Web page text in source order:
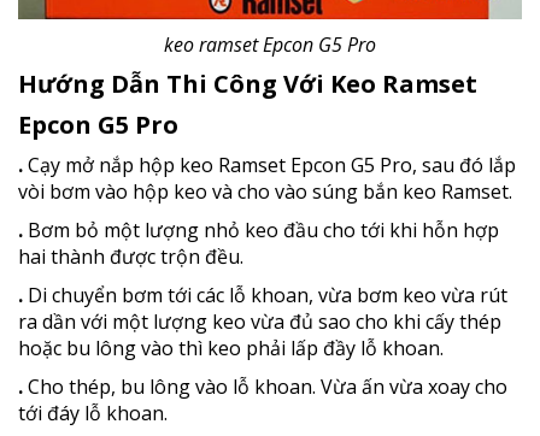
keo ramset Epcon G5 Pro
Hướng Dẫn Thi Công Với Keo Ramset
Epcon G5 Pro
.Cạy mở nắp hộp keo Ramset Epcon G5 Pro, sau đó lắp
vòi bơm vào hộp keo và cho vào súng bắn keo Ramset.
. Bơm bỏ một lượng nhỏ keo đầu cho tới khi hỗn hợp
hai thành được trộn đều.
. Di chuyển bơm tới các lỗ khoan, vừa bơm keo vừa rút
ra dần với một lượng keo vừa đủ sao cho khi cấy thép
hoặc bu lông vào thì keo phải lấp đầy lỗ khoan.
.Cho thép, bu lông vào lỗ khoan. Vừa ấn vừa xoay cho
tới đáy lỗ khoan.